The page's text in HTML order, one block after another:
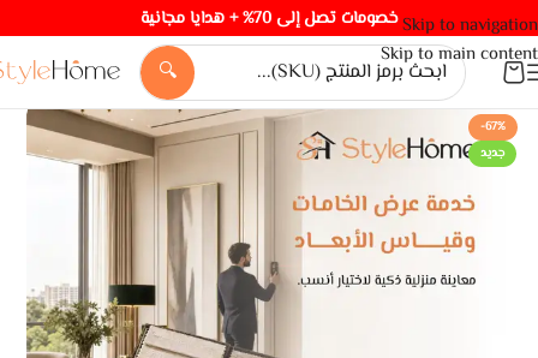
Skip to navigation
Skip to main content
خصومات تصل إلى 70% + هدايا مجانية
🔍
-67%
جديد